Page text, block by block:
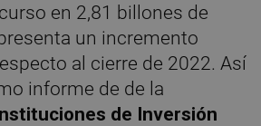
en 2,81 billones de
un incremento
al cierre de 2022. Así
informe de de la
de Inversión